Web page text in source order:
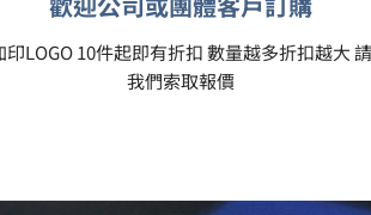
印LOGO 10件起即有折扣 數量越多折扣越大
我們索取報價